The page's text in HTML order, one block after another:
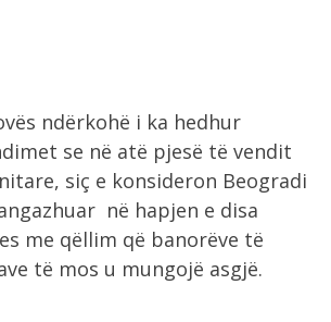
ndërkohë i ka hedhur
se në atë pjesë të vendit
siç e konsideron Beogradi
në hapjen e disa
me qëllim që banorëve të
të mos u mungojë asgjë.